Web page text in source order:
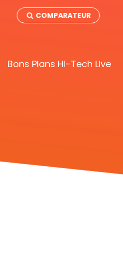
COMPARATEUR
Bons Plans Hi-Tech Live